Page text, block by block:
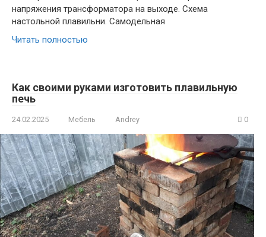
напряжения трансформатора на выходе. Схема
настольной плавильни. Самодельная
Читать полностью
Как своими руками изготовить плавильную
печь
24.02.2025 Мебель Andrey 0